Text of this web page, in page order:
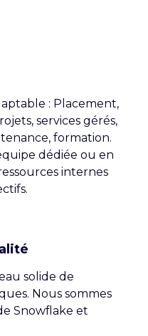
: Placement,
services gérés,
formation.
dédiée ou en
internes
solide de
Nous sommes
Snowflake et